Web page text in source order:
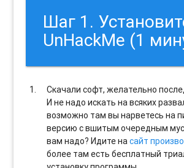
Шаг 1.
UnHackMe (1
Скачали софт, желательно
И не надо искать на всяких
возможно там вы нарветесь на
версию с вшитым очередным
вам надо? Идите насайт
более там есть бесплатный